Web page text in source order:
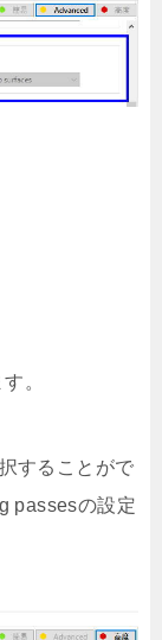
。
することがで
passesの設定